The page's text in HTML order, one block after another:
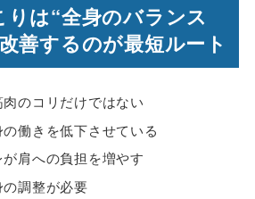
りは“全身のバランス
善するのが最短ルート
のコリだけではない
働きを低下させている
肩への負担を増やす
調整が必要